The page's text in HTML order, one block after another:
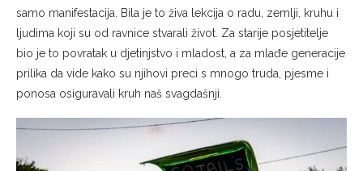
samo manifestacija. Bila je to živa lekcija o radu, zemlji, kruhu i
ljudima koji su od ravnice stvarali život. Za starije posjetitelje
bio je to povratak u djetinjstvo i mladost, a za mlađe generacije
prilika da vide kako su njihovi preci s mnogo truda, pjesme i
ponosa osiguravali kruh naš svagdašnji.